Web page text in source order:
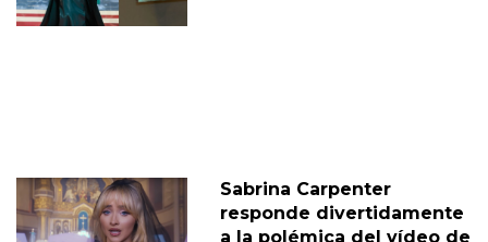
Sabrina Carpenter
responde divertidamente
a la polémica del vídeo de